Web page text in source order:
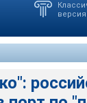
версия
который
Владивостоке,
был совершить
взяв курс на